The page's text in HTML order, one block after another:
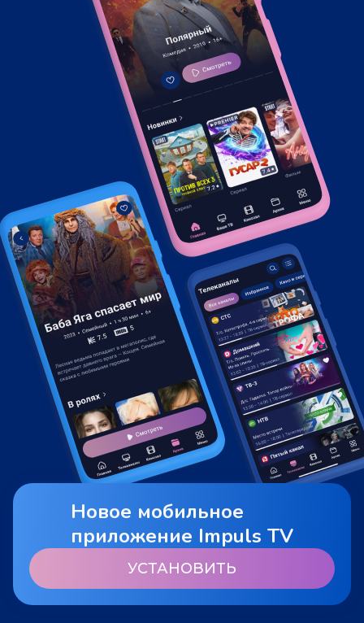
Новое мобильное
приложение Impuls TV
УСТАНОВИТЬ